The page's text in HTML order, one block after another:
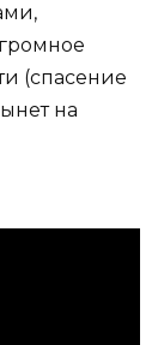
(спасение
на